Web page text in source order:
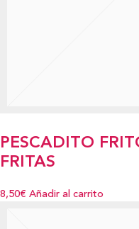
PESCADITO
FRITAS
8,50€ Añadir al carrito